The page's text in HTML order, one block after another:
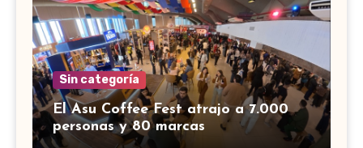
Sin categoría
El Asu Coffee Fest atrajo a 7.000
personas y 80 marcas